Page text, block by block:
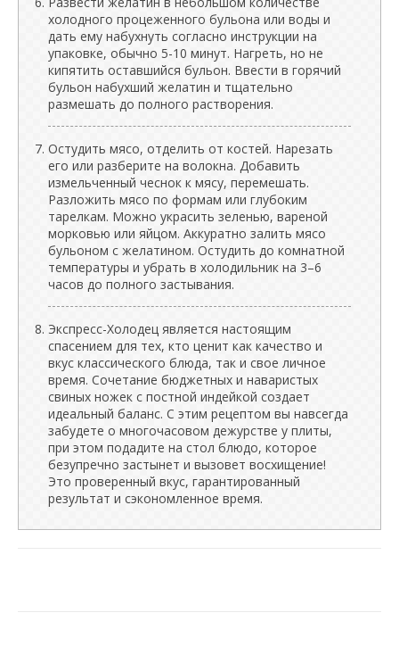
холодного процеженного бульона или воды и
дать ему набухнуть согласно инструкции на
упаковке, обычно 5-10 минут. Нагреть, но не
кипятить оставшийся бульон. Ввести в горячий
бульон набухший желатин и тщательно
размешать до полного растворения.
Остудить мясо, отделить от костей. Нарезать
его или разберите на волокна. Добавить
измельченный чеснок к мясу, перемешать.
Разложить мясо по формам или глубоким
тарелкам. Можно украсить зеленью, вареной
морковью или яйцом. Аккуратно залить мясо
бульоном с желатином. Остудить до комнатной
температуры и убрать в холодильник на 3–6
часов до полного застывания.
Экспресс-Холодец является настоящим
спасением для тех, кто ценит как качество и
вкус классического блюда, так и свое личное
время. Сочетание бюджетных и наваристых
свиных ножек с постной индейкой создает
идеальный баланс. С этим рецептом вы навсегда
забудете о многочасовом дежурстве у плиты,
при этом подадите на стол блюдо, которое
безупречно застынет и вызовет восхищение!
Это проверенный вкус, гарантированный
результат и сэкономленное время.